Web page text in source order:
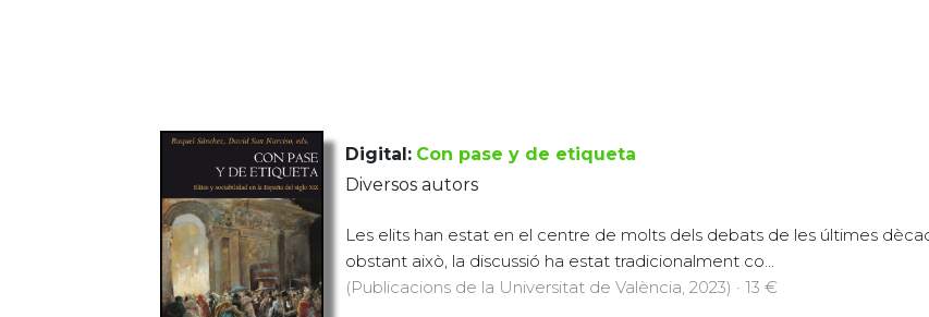
Digital: Con pase y de etiqueta
Diversos autors
Les elits han estat en el centre de molts dels debats de les últimes
obstant això, la discussió ha estat tradicionalment co...
(Publicacions de la Universitat de València, 2023) · 13 €